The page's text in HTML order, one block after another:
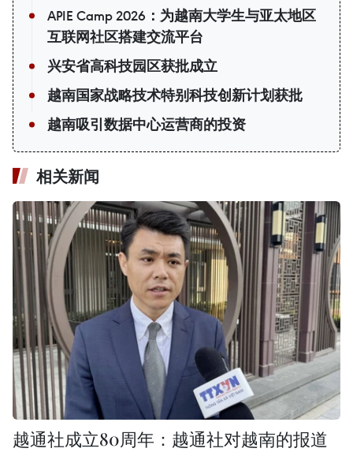
APIE Camp 2026：为越南大学生与亚太地区
互联网社区搭建交流平台
兴安省高科技园区获批成立
越南国家战略技术特别科技创新计划获批
越南吸引数据中心运营商的投资
相关新闻
越通社成立80周年：越通社对越南的报道